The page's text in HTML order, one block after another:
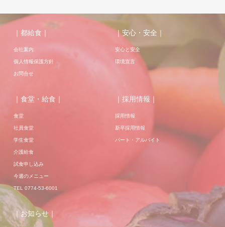
｜都給食｜
会社案内
個人情報保護方針
お問合せ
｜安心・安全｜
安心と安全
環境宣言
｜食堂・給食｜
食堂
社員食堂
学生食堂
介護給食
試食申し込み
今週のメニュー
TEL 0774-53-6001
｜採用情報｜
採用情報
新卒採用情報
パート・アルバイト
｜お知らせ｜